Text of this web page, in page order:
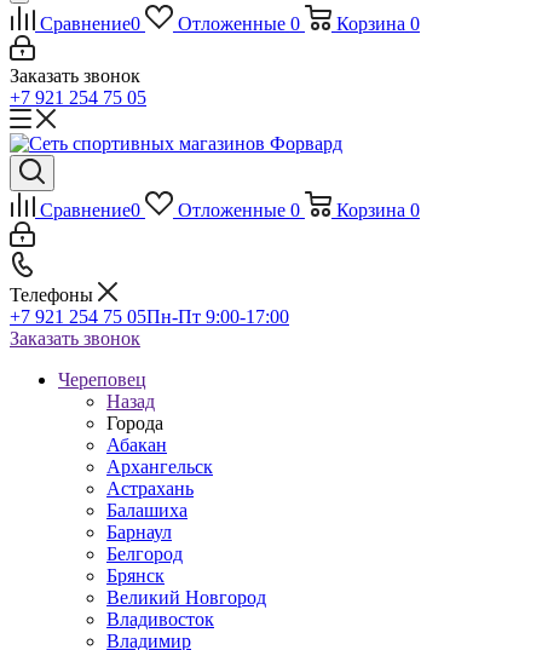
Сравнение0 Отложенные 0 Корзина 0
Заказать звонок
+7 921 254 75 05
Сравнение0 Отложенные 0 Корзина 0
Телефоны
+7 921 254 75 05Пн-Пт 9:00-17:00
Заказать звонок
Череповец
Назад
Города
Абакан
Архангельск
Астрахань
Балашиха
Барнаул
Белгород
Брянск
Великий Новгород
Владивосток
Владимир